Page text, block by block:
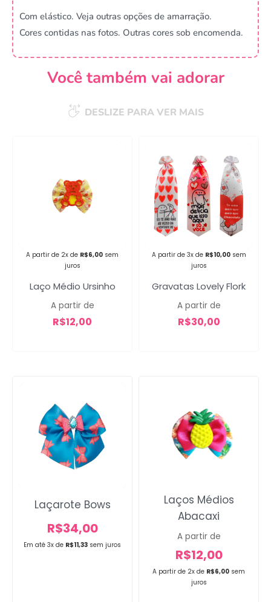
Com elástico. Veja outras opções de amarração.
Cores contidas nas fotos. Outras cores sob encomenda.
Você também vai adorar
DESLIZE PARA VER MAIS
A partir de 2x de R$6,00 sem
juros
Laço Médio Ursinho
A partir de
R$12,00
A partir de 3x de R$10,00 sem
juros
Gravatas Lovely Flork
A partir de
R$30,00
Em até 3x de R$11,33 sem juros
Laçarote Bows
R$34,00
A partir de 2x de R$6,00 sem
juros
Laços Médios
Abacaxi
A partir de
R$12,00
sucesso!